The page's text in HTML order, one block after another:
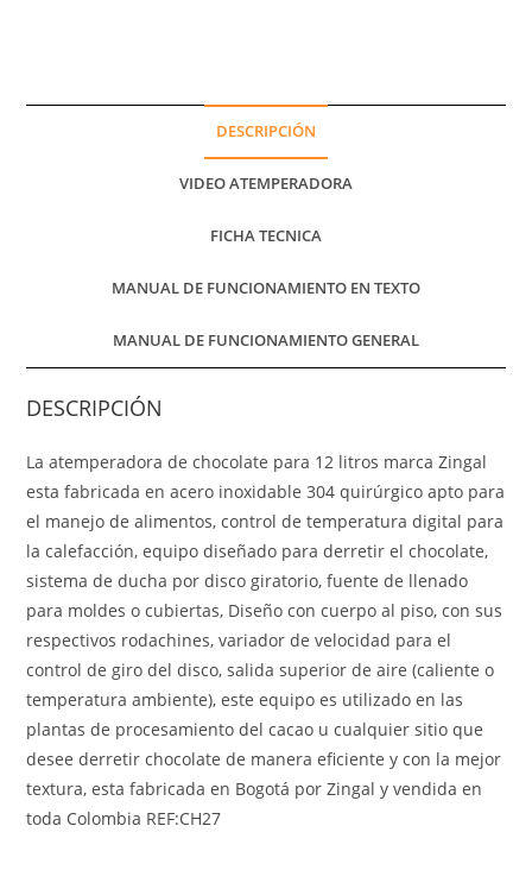
DESCRIPCIÓN
VIDEO ATEMPERADORA
FICHA TECNICA
MANUAL DE FUNCIONAMIENTO EN TEXTO
MANUAL DE FUNCIONAMIENTO GENERAL
DESCRIPCIÓN
La atemperadora de chocolate para 12 litros marca Zingal
esta fabricada en acero inoxidable 304 quirúrgico apto para
el manejo de alimentos, control de temperatura digital para
la calefacción, equipo diseñado para derretir el chocolate,
sistema de ducha por disco giratorio, fuente de llenado
para moldes o cubiertas, Diseño con cuerpo al piso, con sus
respectivos rodachines, variador de velocidad para el
control de giro del disco, salida superior de aire (caliente o
temperatura ambiente), este equipo es utilizado en las
plantas de procesamiento del cacao u cualquier sitio que
desee derretir chocolate de manera eficiente y con la mejor
textura, esta fabricada en Bogotá por Zingal y vendida en
toda Colombia REF:CH27